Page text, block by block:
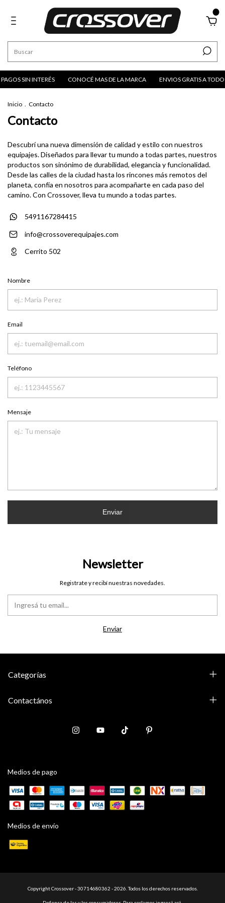
SIN INTERÉS CONOCÉ MAS DE LA MARCA ENVIOS GRATIS A TODO
Inicio Contacto
Contacto
Descubrí una nueva dimensión de calidad y estilo con nuestros
equipajes. Diseñados para llevar tu mundo a todas partes, nuestros
productos son sinónimo de durabilidad, elegancia y funcionalidad.
Desde las calles de la ciudad hasta los rincones más remotos del
planeta, confía en nosotros para acompañarte en cada paso del
camino. Con Crossover, lleva tu mundo a todas partes.
5491167284415
info@crossoverequipajes.com
Cerrito 502
Nombre
Email
Teléfono
Mensaje
Enviar
Newsletter
Registrate y recibí nuestras novedades.
Categorías
Contactános
Medios de pago
Medios de envío
Copyright Crossover - 30714680362 - 2026. Todos los derechos reservados.